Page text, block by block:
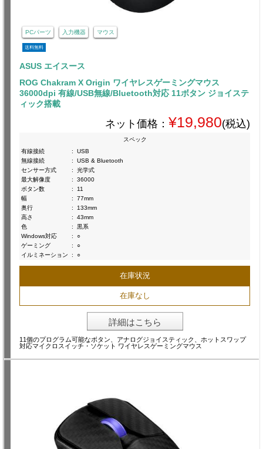
PCパーツ 入力機器 マウス
送料無料
ASUS エイスース
ROG Chakram X Origin ワイヤレスゲーミングマウス
36000dpi 有線/USB無線/Bluetooth対応 11ボタン ジョイステ
ィック搭載
ネット価格： ¥19,980(税込)
スペック
有線接続
:
USB
無線接続
:
USB & Bluetooth
センサー方式
:
光学式
最大解像度
:
36000
ボタン数
:
11
幅
:
77mm
奥行
:
133mm
高さ
:
43mm
色
:
黒系
Windows対応
:
○
ゲーミング
:
○
イルミネーション
: ○
在庫状況
在庫なし
詳細はこちら
11個のプログラム可能なボタン、アナログジョイスティック、ホットスワップ
対応マイクロスイッチ・ソケット ワイヤレスゲーミングマウス